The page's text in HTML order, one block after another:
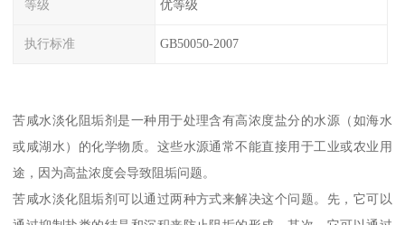
等级 优等级
执行标准 GB50050-2007
苦咸水淡化阻垢剂是一种用于处理含有高浓度盐分的水源（如海水
或咸湖水）的化学物质。这些水源通常不能直接用于工业或农业用
途，因为高盐浓度会导致阻垢问题。
苦咸水淡化阻垢剂可以通过两种方式来解决这个问题。先，它可以